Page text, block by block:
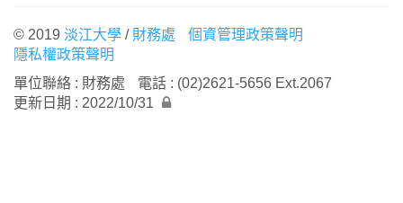
© 2019 淡江大學 / 財務處
個資管理政策聲明
隱私權政策聲明
單位聯絡 : 財務處
電話 : (02)2621-5656 Ext.2067
更新日期 : 2022/10/31